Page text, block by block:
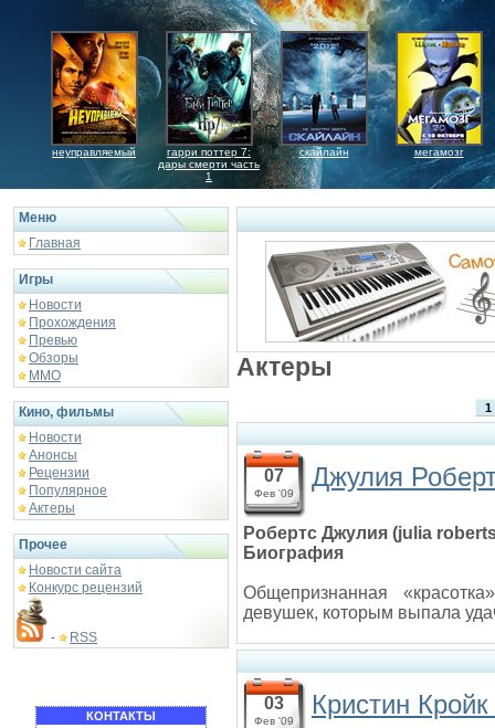
неуправляемый
гарри поттер 7:
дары смерти часть
1
скайлайн мегамозг
Меню
Главная
Игры
Новости
Прохождения
Превью
Обзоры
ММО
Кино, фильмы
Новости
Анонсы
Рецензии
Популярное
Актеры
Прочее
Новости сайта
Конкурс рецензий
- RSS
КОНТАКТЫ
Актеры
1
07
Фев '09
Джулия
Робертс Джулия (julia
Биография
Общепризнанная
девушек, которым выпала
03
Фев '09
Кристин